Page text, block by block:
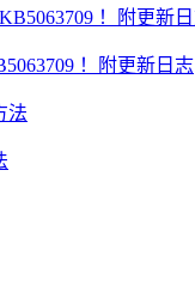
！附更新日志